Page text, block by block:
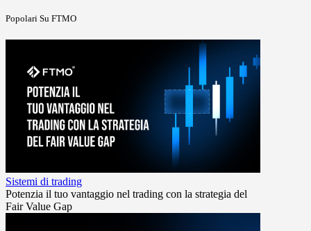
Popolari Su FTMO
Sistemi di trading
Potenzia il tuo vantaggio nel trading con la strategia del
Fair Value Gap